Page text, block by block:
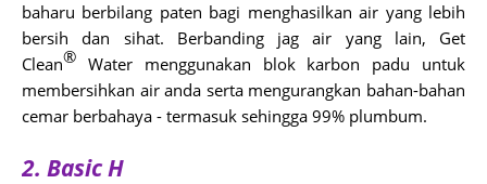
baharu berbilang paten bagi menghasilkan air yang lebih
bersih dan sihat. Berbanding jag air yang lain, Get
Clean® Water menggunakan blok karbon padu untuk
membersihkan air anda serta mengurangkan bahan-bahan
cemar berbahaya - termasuk sehingga 99% plumbum.
2. Basic H